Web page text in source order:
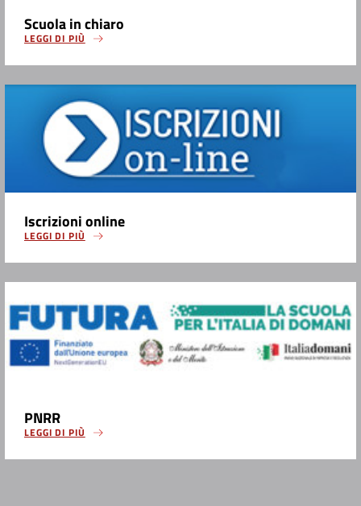
Scuola in chiaro
LEGGI DI PIÙ
Iscrizioni online
LEGGI DI PIÙ
PNRR
LEGGI DI PIÙ